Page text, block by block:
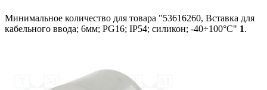
Минимальное количество для товара "53616260, Вставка для
кабельного ввода; 6мм; PG16; IP54; силикон; -40÷100°C" 1.